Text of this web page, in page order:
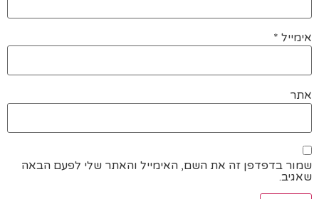
אימייל *
אתר
שמור בדפדפן זה את השם, האימייל והאתר שלי לפעם הבאה
שאגיב.